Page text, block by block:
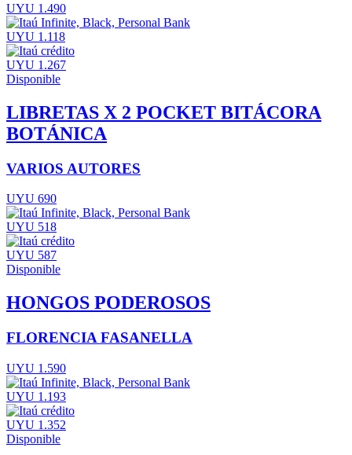
UYU 1.490
UYU 1.118
UYU 1.267
Disponible
LIBRETAS X 2 POCKET BITÁCORA
BOTÁNICA
VARIOS AUTORES
UYU 690
UYU 518
UYU 587
Disponible
HONGOS PODEROSOS
FLORENCIA FASANELLA
UYU 1.590
UYU 1.193
UYU 1.352
Disponible